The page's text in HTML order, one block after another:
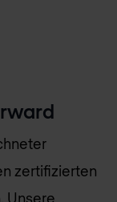
zertifizierten
Unsere